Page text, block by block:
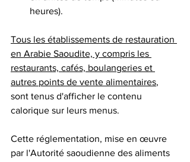
heures).
Tous les établissements de restauration
en Arabie Saoudite, y compris les
restaurants, cafés, boulangeries et
autres points de vente alimentaires,
sont tenus d'afficher le contenu
calorique sur leurs menus.
Cette réglementation, mise en œuvre
par l'Autorité saoudienne des aliments